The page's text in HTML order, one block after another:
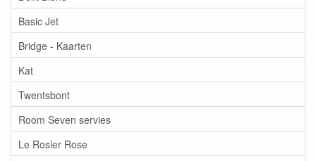
Basic Jet
Bridge - Kaarten
Kat
Twentsbont
Room Seven servies
Le Rosier Rose